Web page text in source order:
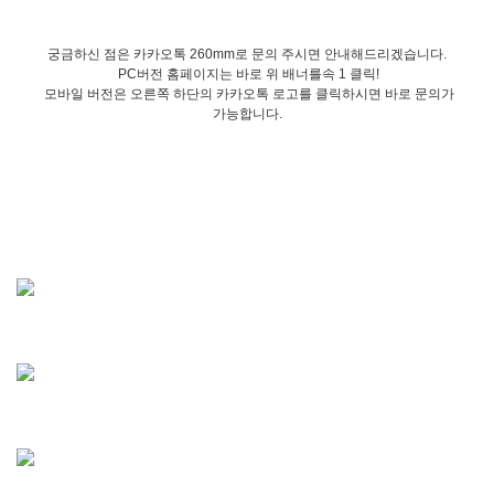
궁금하신 점은 카카오톡 260mm로 문의 주시면 안내해드리겠습니다.
PC버전 홈페이지는 바로 위 배너를속 1 클릭!
모바일 버전은 오른쪽 하단의 카카오톡 로고를 클릭하시면 바로 문의가
가능합니다.